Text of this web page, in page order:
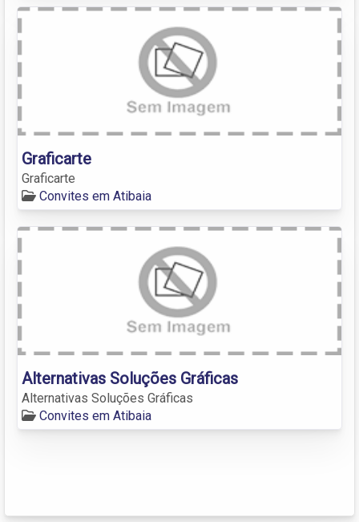
Graficarte
Graficarte
Convites em Atibaia
Alternativas Soluções Gráficas
Alternativas Soluções Gráficas
Convites em Atibaia